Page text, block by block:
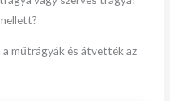
műtrágyák és átvették az